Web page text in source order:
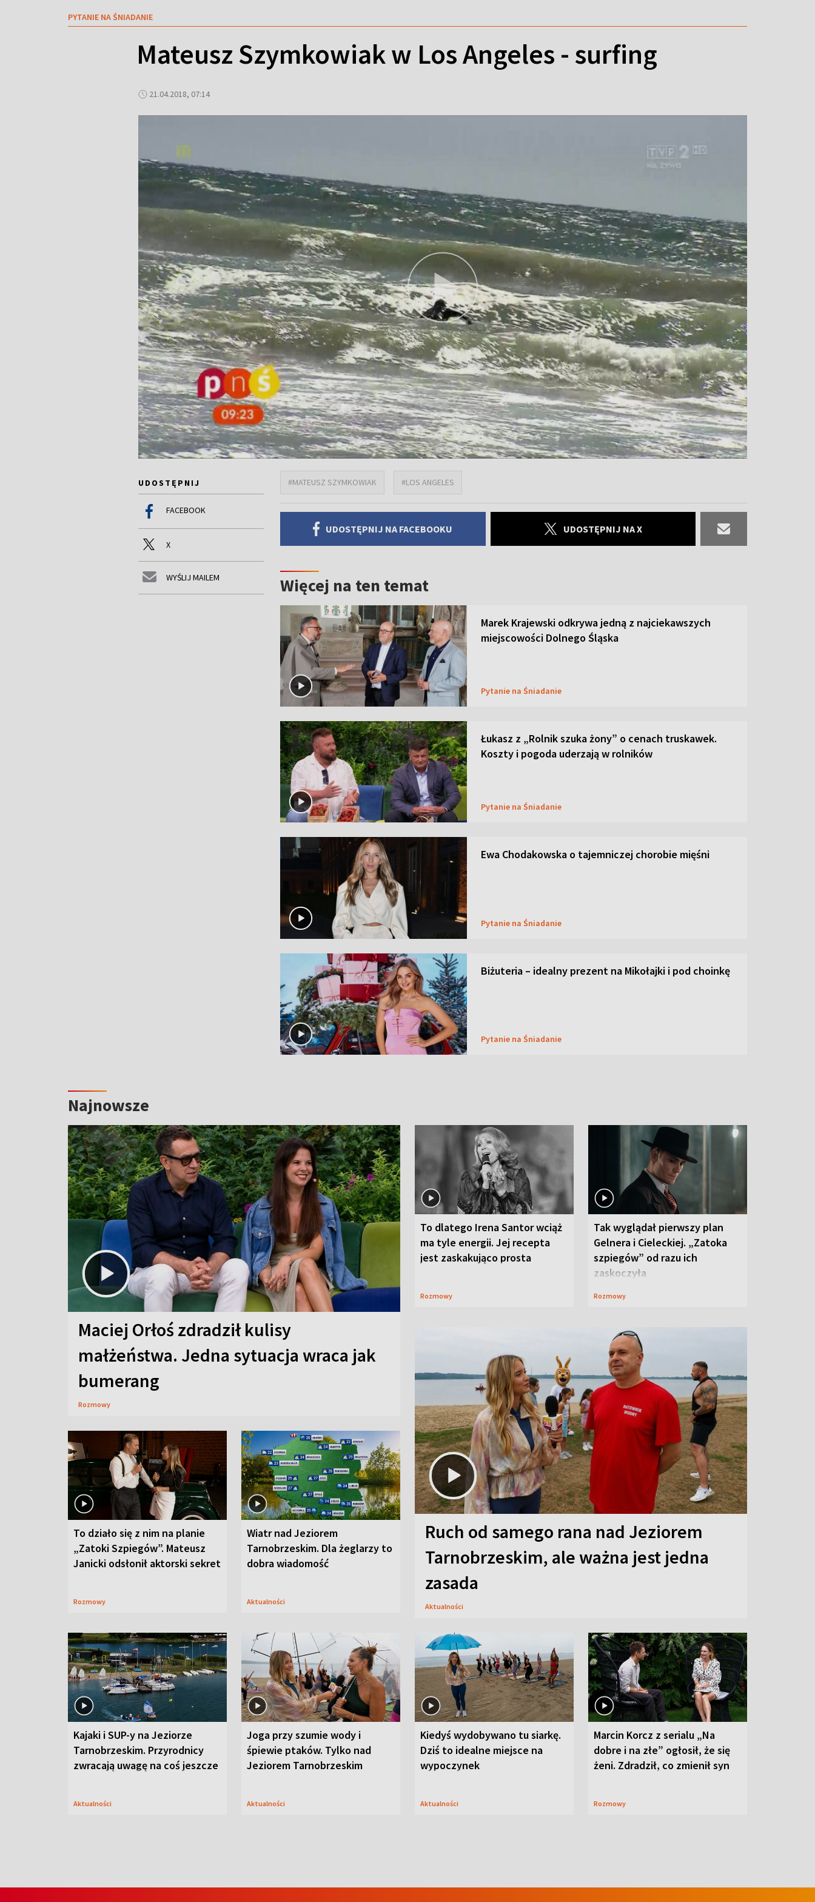
PYTANIE NA ŚNIADANIE
Mateusz Szymkowiak w Los Angeles - surfing
21.04.2018, 07:14
UDOSTĘPNIJ
FACEBOOK
X
WYŚLIJ MAILEM
#MATEUSZ SZYMKOWIAK #LOS ANGELES
UDOSTĘPNIJ NA FACEBOOKU UDOSTĘPNIJ NA X
Więcej na ten temat
Marek Krajewski odkrywa jedną z najciekawszych
miejscowości Dolnego Śląska
Pytanie na Śniadanie
Łukasz z „Rolnik szuka żony” o cenach truskawek.
Koszty i pogoda uderzają w rolników
Pytanie na Śniadanie
Ewa Chodakowska o tajemniczej chorobie mięśni
Pytanie na Śniadanie
Biżuteria – idealny prezent na Mikołajki i pod choinkę
Pytanie na Śniadanie
Najnowsze
Maciej Orłoś zdradził kulisy
małżeństwa. Jedna sytuacja wraca jak
bumerang
Rozmowy
To dlatego Irena Santor wciąż
ma tyle energii. Jej recepta
jest zaskakująco prosta
Rozmowy
Tak wyglądał pierwszy plan
Gelnera i Cieleckiej. „Zatoka
szpiegów” od razu ich
zaskoczyła
Rozmowy
To działo się z nim na planie
„Zatoki Szpiegów”. Mateusz
Janicki odsłonił aktorski sekret
Rozmowy
Wiatr nad Jeziorem
Tarnobrzeskim. Dla żeglarzy to
dobra wiadomość
Aktualności
Ruch od samego rana nad Jeziorem
Tarnobrzeskim, ale ważna jest jedna
zasada
Aktualności
Kajaki i SUP-y na Jeziorze
Tarnobrzeskim. Przyrodnicy
zwracają uwagę na coś jeszcze
Aktualności
Joga przy szumie wody i
śpiewie ptaków. Tylko nad
Jeziorem Tarnobrzeskim
Aktualności
Kiedyś wydobywano tu siarkę.
Dziś to idealne miejsce na
wypoczynek
Aktualności
Marcin Korcz z serialu „Na
dobre i na złe” ogłosił, że się
żeni. Zdradził, co zmienił syn
Rozmowy